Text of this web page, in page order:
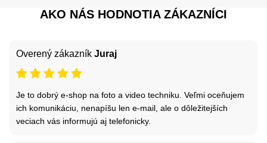
AKO NÁS HODNOTIA ZÁKAZNÍCI
Overený zákazník Juraj
Je to dobrý e-shop na foto a video techniku. Veľmi oceňujem
ich komunikáciu, nenapíšu len e-mail, ale o dôležitejších
veciach vás informujú aj telefonicky.